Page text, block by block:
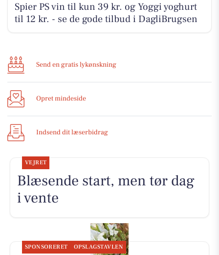
Spier PS vin til kun 39 kr. og Yoggi yoghurt
til 12 kr. - se de gode tilbud i DagliBrugsen
Send en gratis lykønskning
Opret mindeside
Indsend dit læserbidrag
VEJRET
Blæsende start, men tør dag
i vente
SPONSORERET OPSLAGSTAVLEN